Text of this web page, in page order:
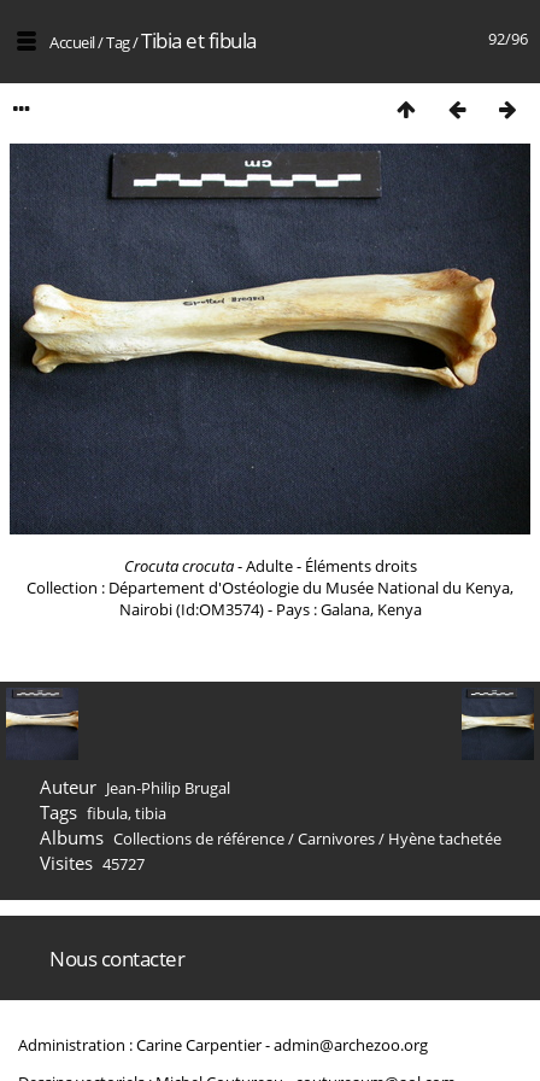
92/96
Accueil/Tag/Tibia et fibula
Crocuta crocuta- Adulte - Éléments droits
Collection : Département d'Ostéologie du Musée National du Kenya,
Nairobi (Id:OM3574) - Pays : Galana, Kenya
Auteur Jean-Philip Brugal
Tags fibula,tibia
Albums Collections de référence/Carnivores/ Hyène tachetée
Visites 45727
Nous contacter
Administration : Carine Carpentier -admin@archezoo.org